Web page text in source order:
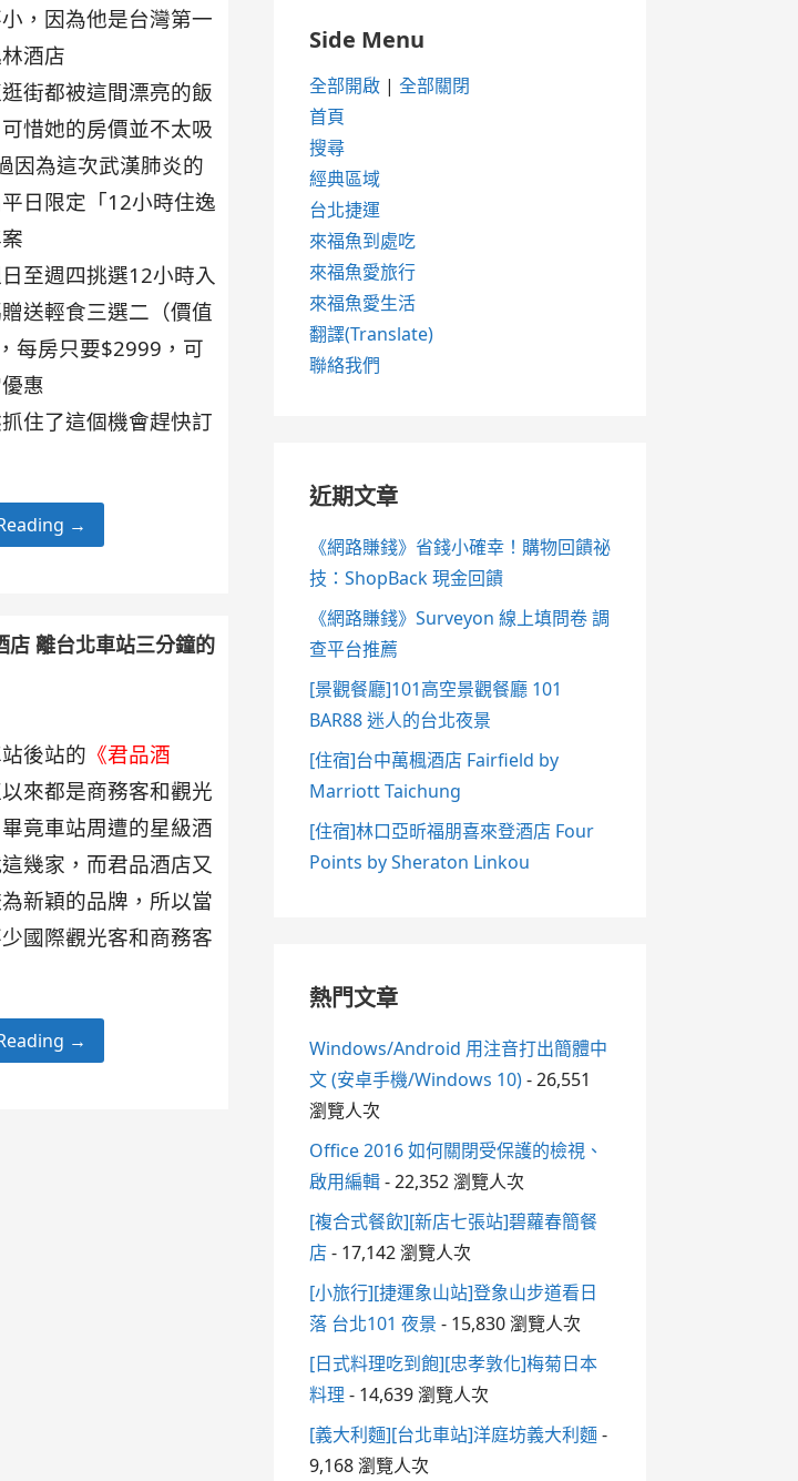
，因為他是台灣第一
酒店
街都被這間漂亮的飯
惜她的房價並不太吸
因為這次武漢肺炎的
日限定「12小時住逸
至週四挑選12小時入
送輕食三選二（價值
每房只要$2999，可
惠
住了這個機會趕快訂
→
店 離台北車站三分鐘的
後站的 《君品酒
以來都是商務客和觀光
竟車站周遭的星級酒
幾家，而君品酒店又
新穎的品牌，所以當
國際觀光客和商務客
→
Side Menu
全部開啟| 全部關閉
首頁
搜尋
經典區域
台北捷運
來福魚到處吃
來福魚愛旅行
來福魚愛生活
翻譯(Translate)
聯絡我們
近期文章
《網路賺錢》省錢小確幸！購物回饋祕
技：ShopBack 現金回饋
《網路賺錢》Surveyon 線上填問卷 調
查平台推薦
[景觀餐廳]101高空景觀餐廳 101
BAR88 迷人的台北夜景
[住宿]台中萬楓酒店 Fairfield by
Marriott Taichung
[住宿]林口亞昕福朋喜來登酒店 Four
Points by Sheraton Linkou
熱門文章
Windows/Android 用注音打出簡體中
文 (安卓手機/Windows 10)- 26,551
瀏覽人次
Office 2016 如何關閉受保護的檢視、
啟用編輯- 22,352 瀏覽人次
[複合式餐飲][新店七張站]碧蘿春簡餐
店- 17,142 瀏覽人次
[小旅行][捷運象山站]登象山步道看日
落 台北101 夜景 - 15,830 瀏覽人次
[日式料理吃到飽][忠孝敦化]梅菊日本
料理 - 14,639 瀏覽人次
[義大利麵][台北車站]洋庭坊義大利麵-
9,168 瀏覽人次